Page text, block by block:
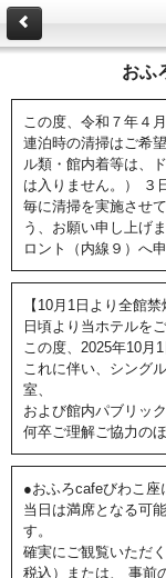
おふ
この度、令和７年４
連泊時の清掃はご希
ル類・館内着等は、
は入りません。） ３
毎に清掃を実施させ
う、お願い申し上げ
ロント（内線９）へ
【10月1日より全館
日頃より当ホテルを
この度、2025年10月
これに伴い、シング
室、
および館内パブリッ
何卒ご理解ご協力の
●おふろcafeびわこ座
当日は満席となる可
す。
確実にご観覧いただ
税込）または、 事前